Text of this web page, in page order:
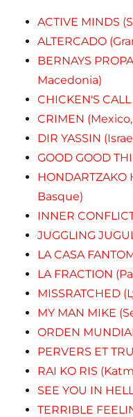
ACTIVE MINDS
ALTERCADO
BERNAYS
Macedonia)
CHICKEN'S
CRIMEN
DIR YASSIN
GOOD GOOD
HONDARTZAKO
Basque)
INNER
JUGGLING
LA CASA
LA FRACTION
MISSRATCHED
MY MAN MIKE
ORDEN
PERVERS ET
RAI KO RIS
SEE YOU IN
TERRIBLE